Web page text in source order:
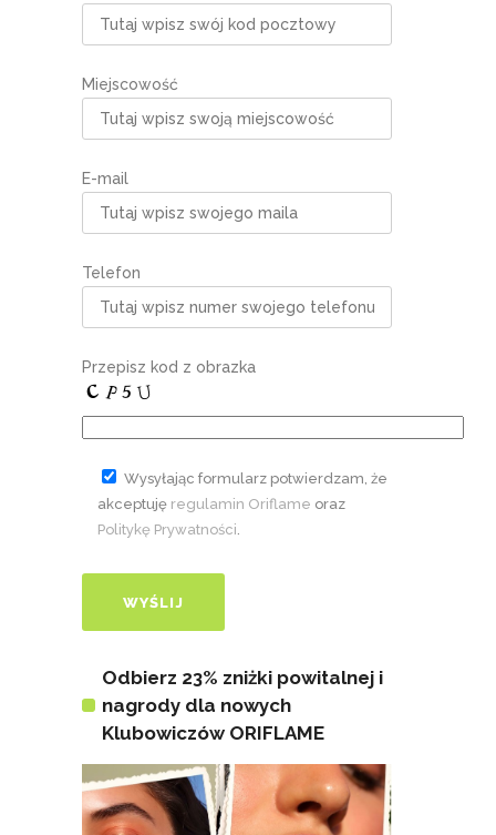
Miejscowość
E-mail
Telefon
Przepisz kod z obrazka
Wysyłając formularz potwierdzam, że
akceptuję regulamin Oriflame oraz
Politykę Prywatności
Odbierz 23% zniżki powitalnej i
nagrody dla nowych
Klubowiczów ORIFLAME